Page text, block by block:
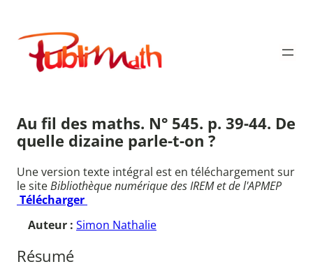
contenu
Publimath
Au fil des maths. N° 545. p. 39-44. De
quelle dizaine parle-t-on ?
Une version texte intégral est en téléchargement sur
le siteBibliothèque numérique des IREM et de l'APMEP
Télécharger
Auteur : Simon Nathalie
Résumé